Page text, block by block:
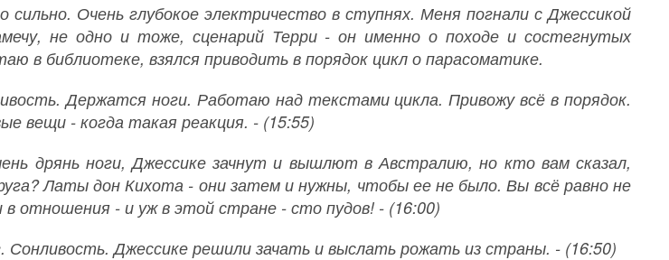
Очень глубокое электричество в ступнях. Меня погнали с Джессикой
не одно и тоже, сценарий Терри - он именно о походе и состегнутых
в библиотеке, взялся приводить в порядок цикл о парасоматике.
Держатся ноги. Работаю над текстами цикла. Привожу всё в порядок.
вещи - когда такая реакция. - (15:55)
дрянь ноги, Джессике зачнут и вышлют в Австралию, но кто вам сказал,
Латы дон Кихота - они затем и нужны, чтобы ее не было. Вы всё равно не
в отношения - и уж в этой стране - сто пудов! - (16:00)
Джессике решили зачать и выслать рожать из страны. - (16:50)